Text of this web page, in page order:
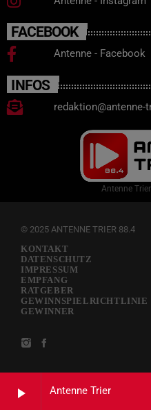
play_arrow Antenne Trier
FACEBOOK
Antenne - Facebook
INFOS
redaktion@antenne-
Antenne
© 2025 ANTENNE TRIER 88.4
KONTAKT
DATENSCHUTZ
IMPRESSUM
EMPFANG
RATGEBER
GEWINNSPIELRICHTLINIE
GEWINNER